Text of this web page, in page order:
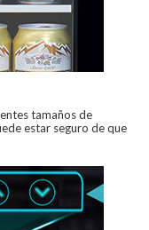
tamaños de
estar seguro de que